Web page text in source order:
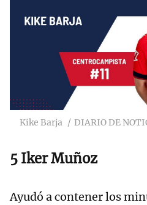
Kike Barja DIARIO DE
5 Iker Muñoz
Ayudó a contener los